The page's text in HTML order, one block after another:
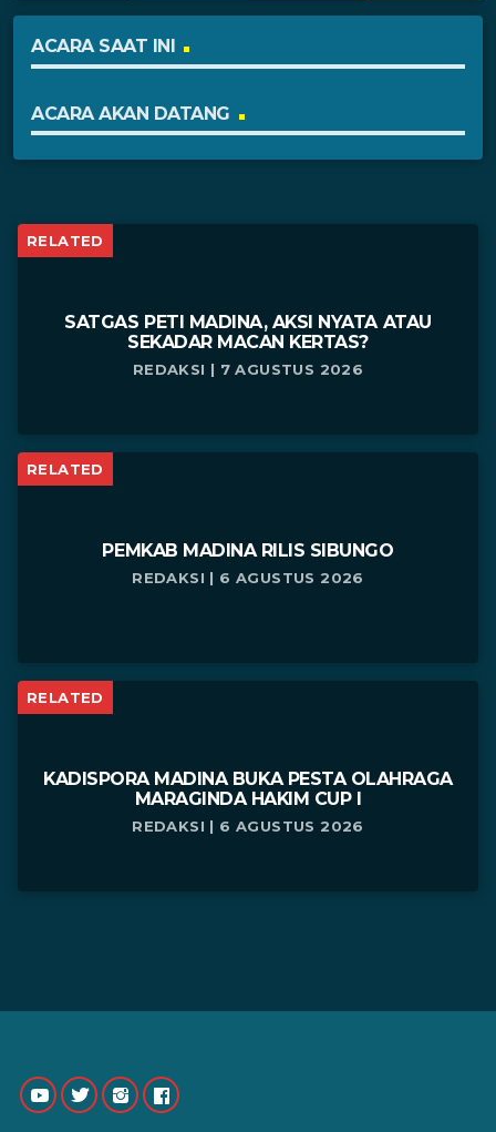
ACARA SAAT INI
ACARA AKAN DATANG
RELATED
SATGAS PETI MADINA, AKSI NYATA ATAU
SEKADAR MACAN KERTAS?
REDAKSI | 7 AGUSTUS 2026
RELATED
PEMKAB MADINA RILIS SIBUNGO
REDAKSI | 6 AGUSTUS 2026
RELATED
KADISPORA MADINA BUKA PESTA OLAHRAGA
MARAGINDA HAKIM CUP I
REDAKSI | 6 AGUSTUS 2026